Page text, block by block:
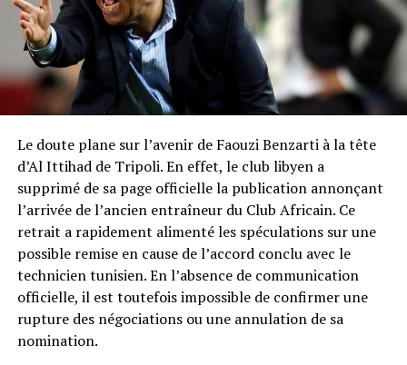
Le doute plane sur l’avenir de Faouzi Benzarti à la tête
d’Al Ittihad de Tripoli. En effet, le club libyen a
supprimé de sa page officielle la publication annonçant
l’arrivée de l’ancien entraîneur du Club Africain. Ce
retrait a rapidement alimenté les spéculations sur une
possible remise en cause de l’accord conclu avec le
technicien tunisien. En l’absence de communication
officielle, il est toutefois impossible de confirmer une
rupture des négociations ou une annulation de sa
nomination.